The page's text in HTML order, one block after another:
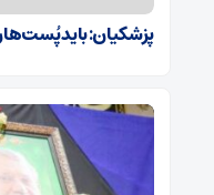
پزشکیان: باید پُست‌ها